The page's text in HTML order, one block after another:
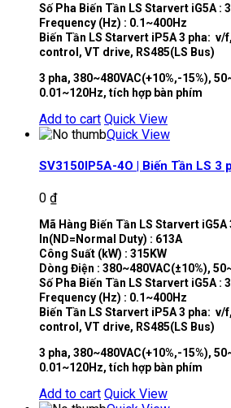
Số Pha Biến Tần LS Starvert iG5A :
Frequency (Hz) : 0.1~400Hz
Biến Tần LS Starvert iP5A 3 pha:
control, VT drive, RS485(LS Bus)
3 pha, 380~480VAC(+10%,-15%),
0.01~120Hz, tích hợp bàn phím
Add to cart Quick View
Quick View
SV3150IP5A-4O | Biến Tần LS 3
0 ₫
Mã Hàng Biến Tần LS Starvert iG5A
In(ND=Normal Duty) : 613A
Công Suất (kW) : 315KW
Dòng Điện : 380~480VAC(±10%),
Số Pha Biến Tần LS Starvert iG5A :
Frequency (Hz) : 0.1~400Hz
Biến Tần LS Starvert iP5A 3 pha:
control, VT drive, RS485(LS Bus)
3 pha, 380~480VAC(+10%,-15%),
0.01~120Hz, tích hợp bàn phím
Add to cart Quick View